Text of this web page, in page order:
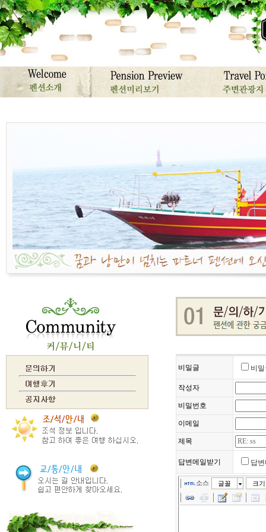
비밀글 비
작성자
비밀번호
이메일
제목
답변메일받기 답
소스 글꼴 크기